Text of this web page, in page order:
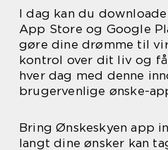
I dag kan du
App Store og Google
gøre dine drømme til
kontrol over dit liv og
hver dag med denne
brugervenlige ønske-
Bring Ønskeskyen app
langt dine ønsker kan